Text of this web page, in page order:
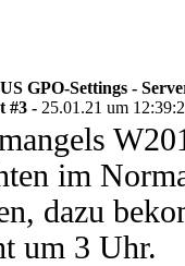
GPO-Settings -
#3 - 25.01.21 um
im
dazu
um 3 Uhr.